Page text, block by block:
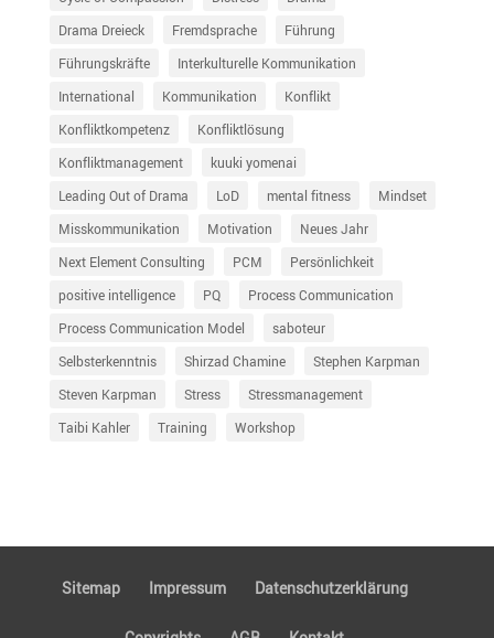
Drama Dreieck
Fremdsprache
Führung
Führungskräfte
Interkulturelle Kommunikation
International
Kommunikation
Konflikt
Konfliktkompetenz
Konfliktlösung
Konfliktmanagement
kuuki yomenai
Leading Out of Drama
LoD mental fitness
Mindset
Misskommunikation
Motivation
Neues Jahr
Next Element Consulting
PCM
Persönlichkeit
positive intelligence
PQ
Process Communication
Process Communication Model
saboteur
Selbsterkenntnis
Shirzad Chamine
Stephen Karpman
Steven Karpman
Stress
Stressmanagement
Taibi Kahler
Training Workshop
Sitemap Impressum Daten­schutz­er­klä­rung